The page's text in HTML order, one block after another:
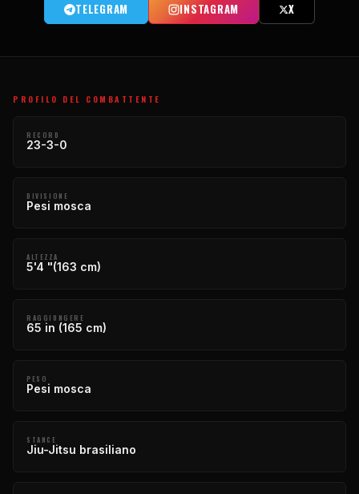
TELEGRAM INSTAGRAM X
PROFILO DEL COMBATTENTE
RECORD
23-3-0
DIVISIONE
Pesi mosca
ALTEZZA
5'4 "(163 cm)
RAGGIUNGERE
65 in (165 cm)
PESO
Pesi mosca
STANCE
Jiu-Jitsu brasiliano